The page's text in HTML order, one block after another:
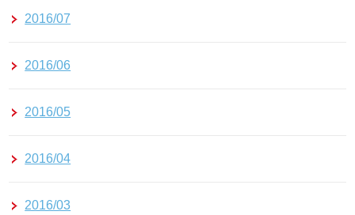
2016/07
2016/06
2016/05
2016/04
2016/03